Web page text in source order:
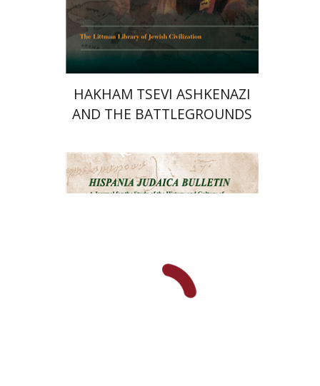
הנחת אתר ספר מודפס
$50
$45
HAKHAM TSEVI ASHKENAZI
AND THE BATTLEGROUNDS
RABBINATE